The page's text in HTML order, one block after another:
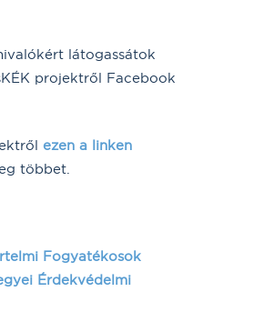
látogassátok
projektről Facebook
ezen a linken
többet.
Fogyatékosok
Érdekvédelmi